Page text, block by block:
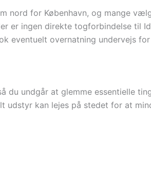
nord for København, og mange
er ingen direkte togforbindelse til
eventuelt overnatning undervejs
undgår at glemme essentielle
udstyr kan lejes på stedet for at